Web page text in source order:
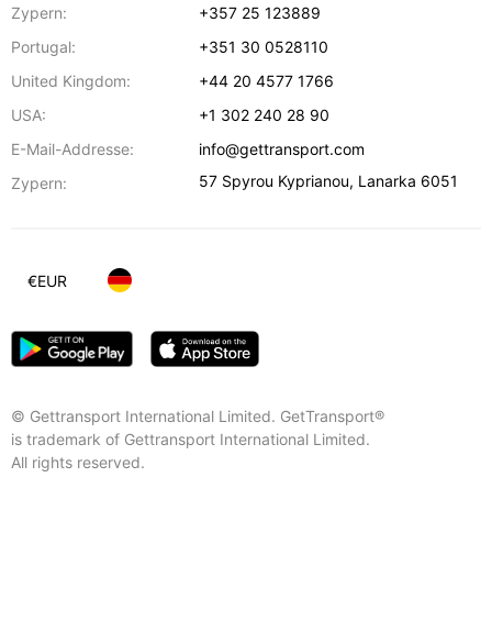
Zypern:
+357 25 123889
Portugal:
+351 30 0528110
United Kingdom:
+44 20 4577 1766
USA:
+1 302 240 28 90
E-Mail-Addresse:
info@gettransport.com
Zypern:
57 Spyrou Kyprianou, Lanarka 6051
© Gettransport International Limited. GetTransport®
is trademark of Gettransport International Limited.
All rights reserved.
€EUR